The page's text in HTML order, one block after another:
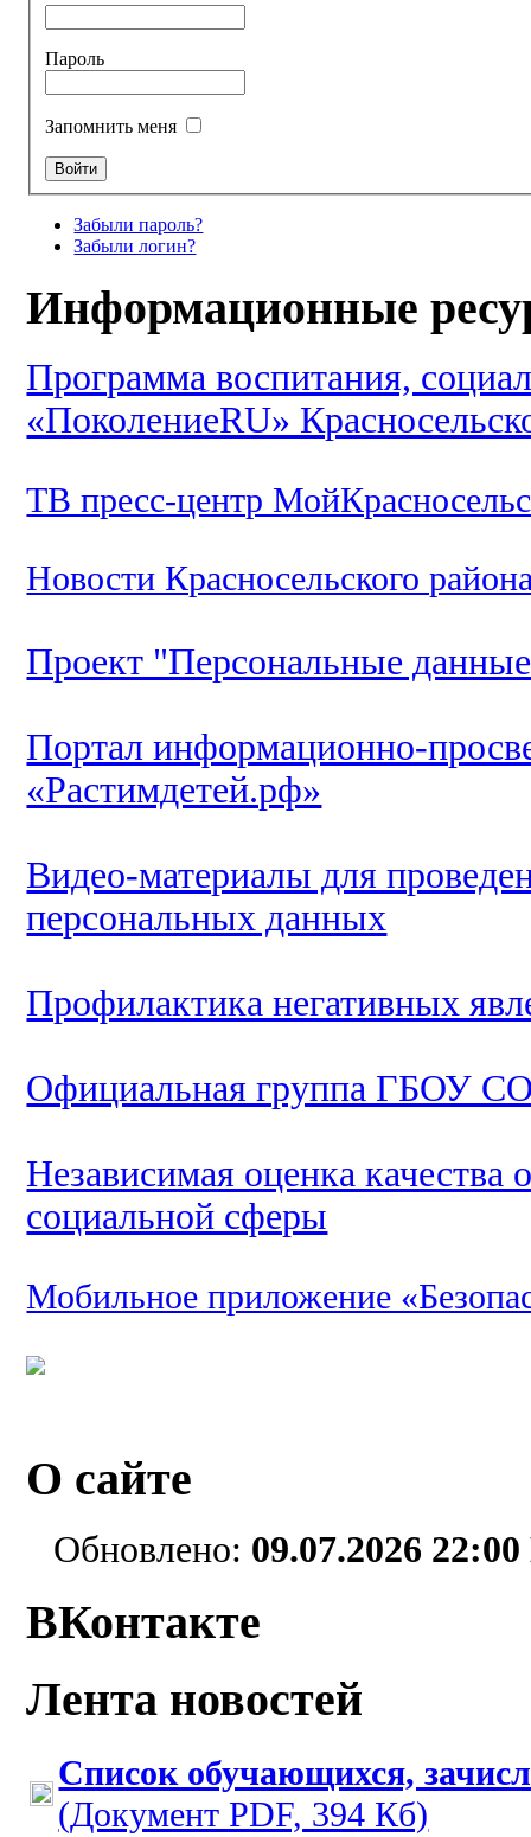
Пароль
Запомнить меня
Забыли пароль?
Забыли логин?
Информационные
Программа воспитания,
«ПоколениеRU»
ТВ пресс-центр
Новости Красносельского
Проект "Персональные
Портал информационно-
«Растимдетей.рф»
Видео-материалы для
персональных данных
Профилактика негативных
Официальная группа ГБОУ
Независимая оценка качества
социальной сферы
Мобильное приложение
О сайте
Обновлено: 09.07.2026 22:00
ВКонтакте
Лента новостей
Список обучающихся,
(Документ PDF, 394 Кб)